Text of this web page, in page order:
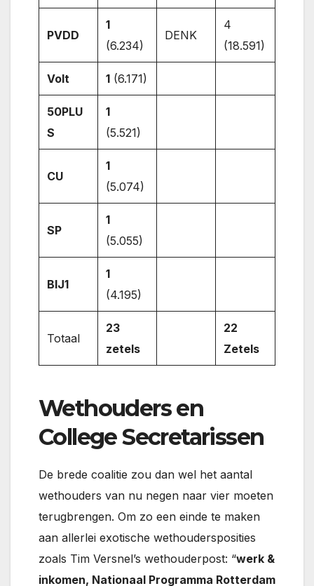
PVDD
1
(6.234)
DENK
4
(18.591)
Volt 1 (6.171)
50PLU
S
1
(5.521)
CU
1
(5.074)
SP
1
(5.055)
BIJ1
1
(4.195)
Totaal
23
zetels
22
Zetels
Wethouders en
College Secretarissen
De brede coalitie zou dan wel het aantal
wethouders van nu negen naar vier moeten
terugbrengen. Om zo een einde te maken
aan allerlei exotische wethoudersposities
zoals Tim Versnel’s wethouderpost: “werk &
inkomen, Nationaal Programma Rotterdam